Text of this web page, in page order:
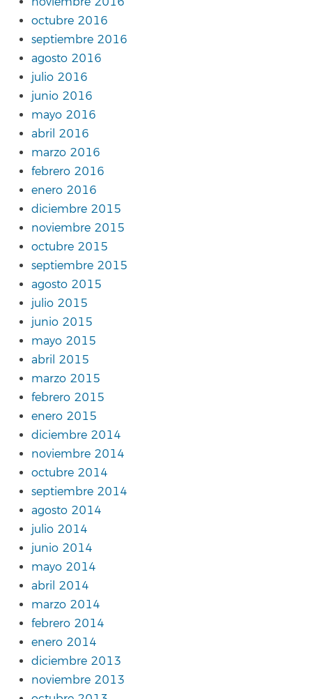
octubre 2016
septiembre 2016
agosto 2016
julio 2016
junio 2016
mayo 2016
abril 2016
marzo 2016
febrero 2016
enero 2016
diciembre 2015
noviembre 2015
octubre 2015
septiembre 2015
agosto 2015
julio 2015
junio 2015
mayo 2015
abril 2015
marzo 2015
febrero 2015
enero 2015
diciembre 2014
noviembre 2014
octubre 2014
septiembre 2014
agosto 2014
julio 2014
junio 2014
mayo 2014
abril 2014
marzo 2014
febrero 2014
enero 2014
diciembre 2013
noviembre 2013